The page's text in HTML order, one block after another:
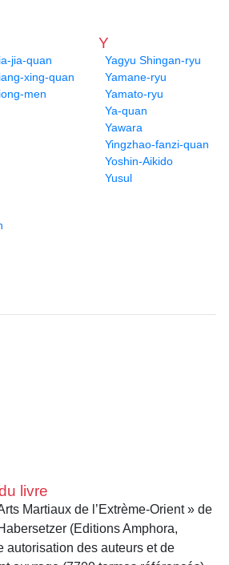
jia-quan
xing-quan
men
Y
Yagyu Shingan-ryu
Yamane-ryu
Yamato-ryu
Ya-quan
Yawara
Yingzhao-fanzi-quan
Yoshin-Aikido
Yusul
livre
Martiaux de l’Extrème-Orient » de
(Editions Amphora,
autorisation des auteurs et de